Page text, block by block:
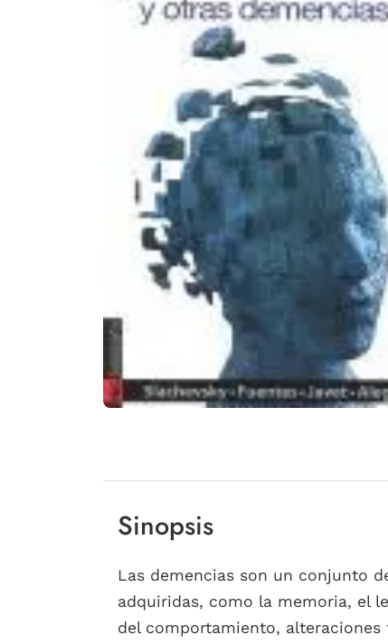
Sinopsis
Las demencias son un conjunto
adquiridas, como la memoria, el
del comportamiento,